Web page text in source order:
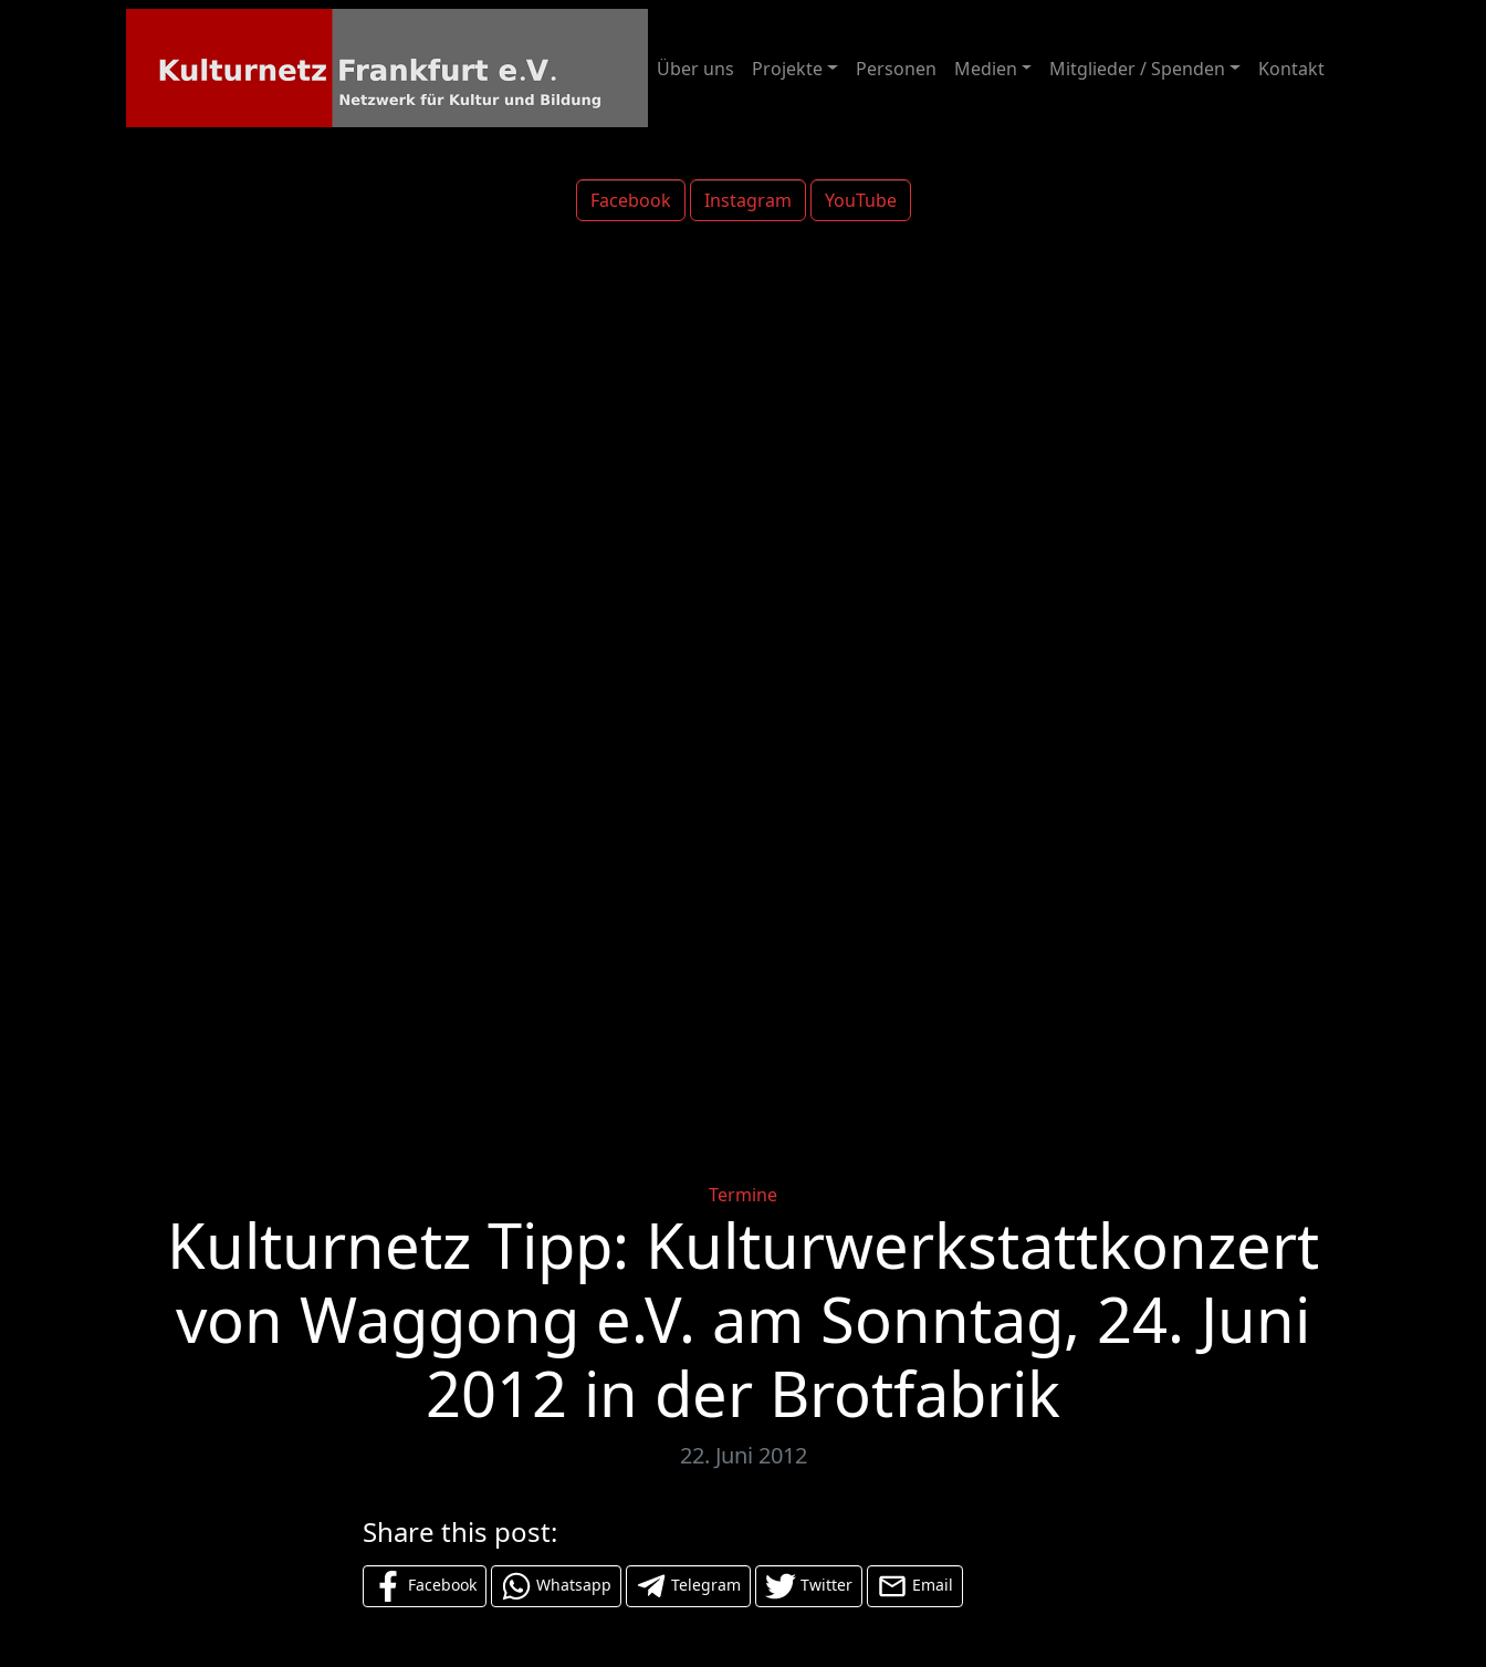
Facebook Instagram YouTube
Über uns Projekte Personen Medien Mitglieder / Spenden Kontakt
Categories
Termine
Kulturnetz Tipp: Kulturwerkstattkonzert
von Waggong e.V. am Sonntag, 24. Juni
2012 in der Brotfabrik
22. Juni 2012
Share this post:
Facebook Whatsapp Telegram Twitter Email